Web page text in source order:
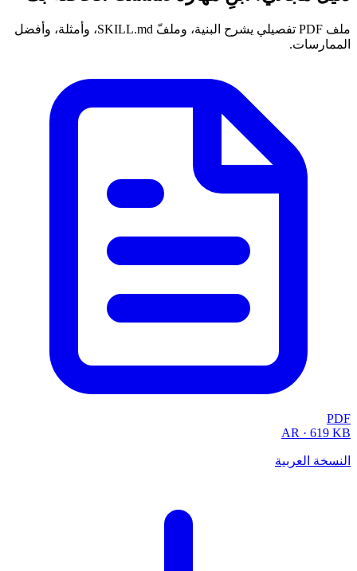
ملف PDF تفصيلي يشرح البنية، وملفّ SKILL.md، وأمثلة، وأفضل
الممارسات.
PDF
AR · 619 KB
النسخة العربية